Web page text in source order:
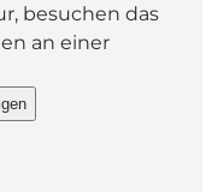
besuchen das
an einer
in Kolding -
in Kolding - Treffen